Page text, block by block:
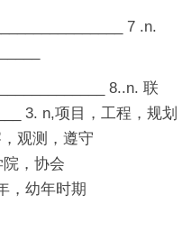
7 .n.
8..n. 联
3. n,项目，工程，规划
，观测，遵守
院，协会
，幼年时期